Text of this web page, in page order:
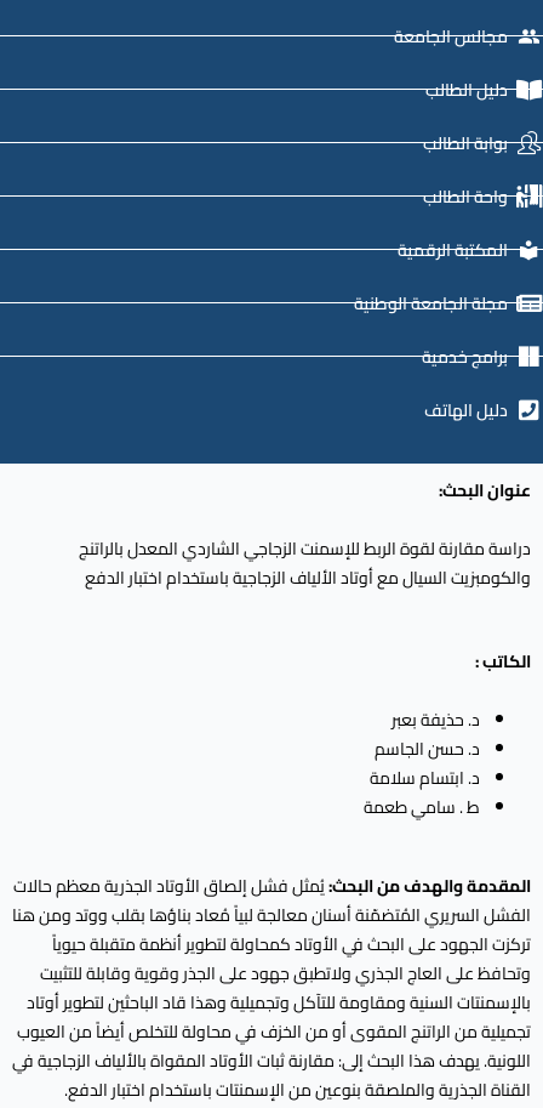
مجالس الجامعة
دليل الطالب
بوابة الطالب
واحة الطالب
المكتبة الرقمية
مجلة الجامعة الوطنية
برامج خدمية
دليل الهاتف
عنوان البحث:
دراسة مقارنة لقوة الربط للإسمنت الزجاجي الشاردي المعدل بالراتنج
والكومبزيت السيال مع أوتاد الألياف الزجاجية باستخدام اختبار الدفع
الكاتب :
د. حذيفة بعبر
د. حسن الجاسم
د. ابتسام سلامة
ط . سامي طعمة
المقدمة والهدف من البحث:يُمثل فشل إلصاق الأوتاد الجذرية معظم حالات
الفشل السريري المُتضمّنة أسنان معالجة لبياً مُعاد بناؤها بقلب ووتد ومن هنا
تركزت الجهود على البحث في الأوتاد كمحاولة لتطوير أنظمة متقبلة حيوياً
وتحافظ على العاج الجذري ولاتطبق جهود على الجذر وقوية وقابلة للتثبيت
بالإسمنتات السنية ومقاومة للتآكل وتجميلية وهذا قاد الباحثين لتطوير أوتاد
تجميلية من الراتنج المقوى أو من الخزف في محاولة للتخلص أيضاً من العيوب
اللونية. يهدف هذا البحث إلى: مقارنة ثبات الأوتاد المقواة بالألياف الزجاجية في
القناة الجذرية والملصقة بنوعين من الإسمنتات باستخدام اختبار الدفع.